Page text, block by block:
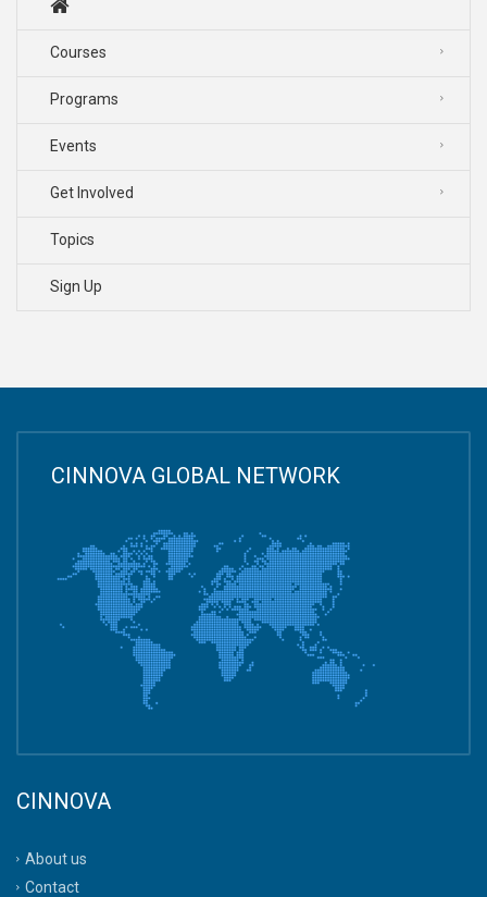
Courses
Programs
Events
Get Involved
Topics
Sign Up
CINNOVA GLOBAL NETWORK
CINNOVA
About us
Contact